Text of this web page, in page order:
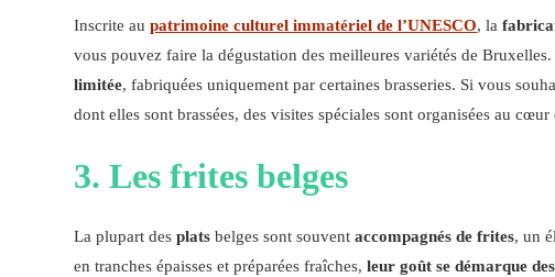
Inscrite aupatrimoine culturel immatériel de l’UNESCO, la
vous pouvez faire la dégustation des meilleures variétés de
limitée, fabriquées uniquement par certaines brasseries. Si vous
dont elles sont brassées, des visites spéciales sont organisées au cœur
3. Les frites belges
La plupart desplatsbelges sont souventaccompagnés de frites, un
en tranches épaisses et préparées fraîches,leur goût se démarque